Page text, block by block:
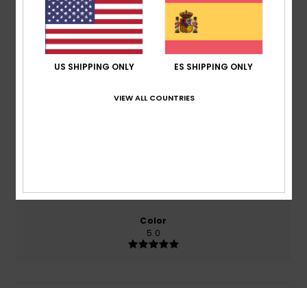
El 100% de nuestros clientes recomiendan este
producto
Comodidad
Color
5.0
US SHIPPING ONLY ES SHIPPING ONLY
VIEW ALL COUNTRIES